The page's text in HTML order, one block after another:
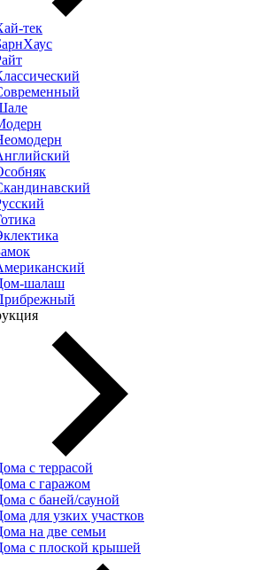
тек
шалаш
с террасой
с гаражом
с баней/сауной
для узких участков
на две семьи
с плоской крышей